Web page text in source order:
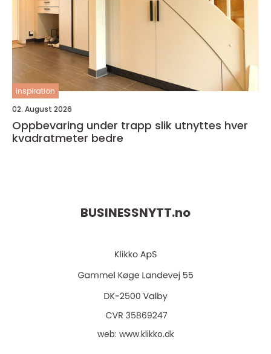
inspiration
02. August 2026
Oppbevaring under trapp slik utnyttes hver
kvadratmeter bedre
BUSINESSNYTT.no
web: www.klikko.dk